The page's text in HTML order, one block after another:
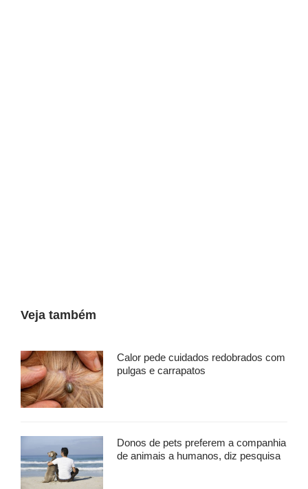
Veja também
Calor pede cuidados redobrados com
pulgas e carrapatos
Donos de pets preferem a companhia
de animais a humanos, diz pesquisa